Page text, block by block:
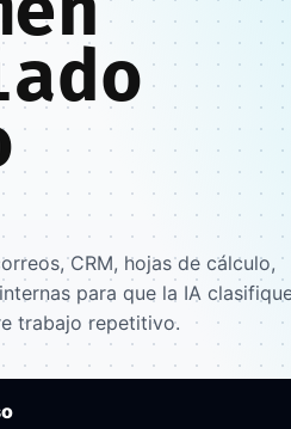
CRM, hojas de cálculo,
para que la IA
trabajo repetitivo.